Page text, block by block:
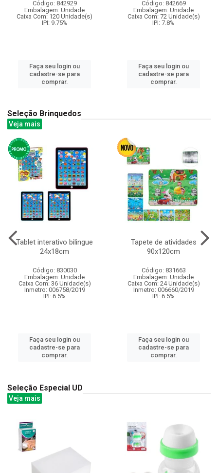
Código: 842929
Embalagem: Unidade
Caixa Com: 120 Unidade(s)
IPI: 9.75%
Faça seu login ou
cadastre-se para
comprar.
Código: 842669
Embalagem: Unidade
Caixa Com: 72 Unidade(s)
IPI: 7.8%
Faça seu login ou
cadastre-se para
comprar.
Seleção Brinquedos
Veja mais
Tablet interativo bilingue
24x18cm
Código: 830030
Embalagem: Unidade
Caixa Com: 36 Unidade(s)
Inmetro: 006758/2019
IPI: 6.5%
Faça seu login ou
cadastre-se para
comprar.
Tapete de atividades
90x120cm
Código: 831663
Embalagem: Unidade
Caixa Com: 24 Unidade(s)
Inmetro: 006660/2019
IPI: 6.5%
Faça seu login ou
cadastre-se para
comprar.
Seleção Especial UD
Veja mais